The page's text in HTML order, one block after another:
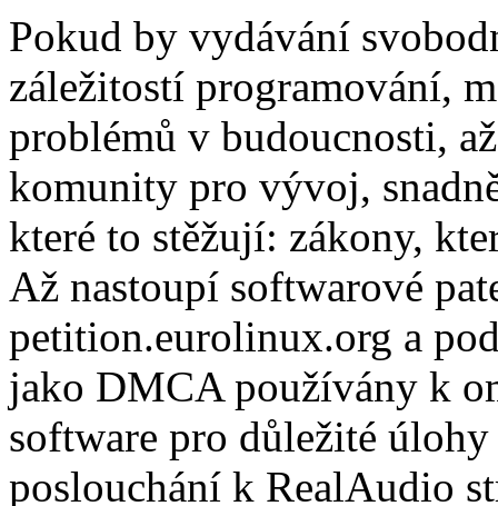
Pokud by vydávání
záležitostí programování,
problémů v budoucnosti,
komunity pro vývoj,
které to stěžují: zákony,
Až nastoupí softwarové
petition.eurolinux.org a
jako DMCA používány k
software pro důležité
poslouchání k RealAudio